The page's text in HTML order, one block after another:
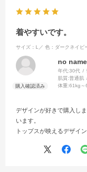
着やすいです。
サイズ：L／ 色：ダークネイビ
no name
年代:30代
肌質:普通肌
体重:61kg～
デザインが好きで購入し
います。
トップスが映えるデザイ